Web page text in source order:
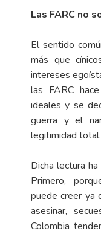
Las FARC no
El sentido
más que
intereses
las FARC
ideales y se
guerra y el
legitimidad total.
Dicha lectura
Primero,
puede creer ya
asesinar,
Colombia